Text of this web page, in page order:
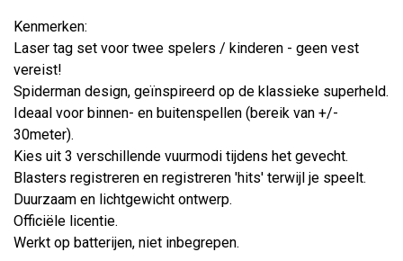
Kenmerken:
Laser tag set voor twee spelers / kinderen - geen vest
vereist!
Spiderman design, geïnspireerd op de klassieke superheld.
Ideaal voor binnen- en buitenspellen (bereik van +/-
30meter).
Kies uit 3 verschillende vuurmodi tijdens het gevecht.
Blasters registreren en registreren 'hits' terwijl je speelt.
Duurzaam en lichtgewicht ontwerp.
Officiële licentie.
Werkt op batterijen, niet inbegrepen.